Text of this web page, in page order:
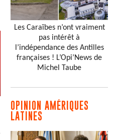
Les Caraïbes n’ont vraiment
pas intérêt à
l’indépendance des Antilles
françaises ! L’Opi’News de
Michel Taube
OPINION AMÉRIQUES
LATINES